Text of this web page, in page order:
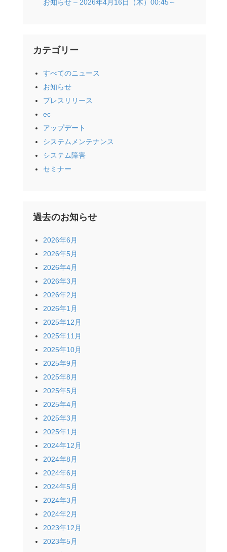
お知らせ – 2026年4月16日（木）00:45～
カテゴリー
すべてのニュース
お知らせ
プレスリリース
ec
アップデート
システムメンテナンス
システム障害
セミナー
過去のお知らせ
2026年6月
2026年5月
2026年4月
2026年3月
2026年2月
2026年1月
2025年12月
2025年11月
2025年10月
2025年9月
2025年8月
2025年5月
2025年4月
2025年3月
2025年1月
2024年12月
2024年8月
2024年6月
2024年5月
2024年3月
2024年2月
2023年12月
2023年5月